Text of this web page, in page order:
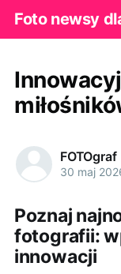
Foto newsy
FOTOgraf
30 maj
Poznaj
fotografii:
innowacji